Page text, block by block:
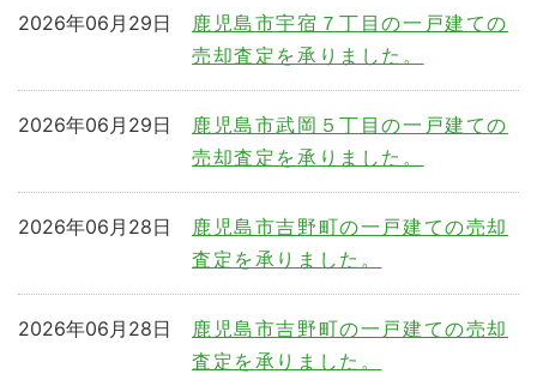
鹿児島市宇宿７丁目の一戸建ての
売却査定を承りました。
2026年06月29日
鹿児島市武岡５丁目の一戸建ての
売却査定を承りました。
2026年06月29日
鹿児島市吉野町の一戸建ての売却
査定を承りました。
2026年06月28日
鹿児島市吉野町の一戸建ての売却
査定を承りました。
2026年06月28日